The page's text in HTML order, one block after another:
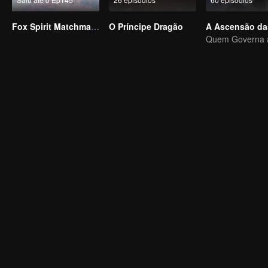
Fox Spirit Matchmaker O Príncipe Dragão